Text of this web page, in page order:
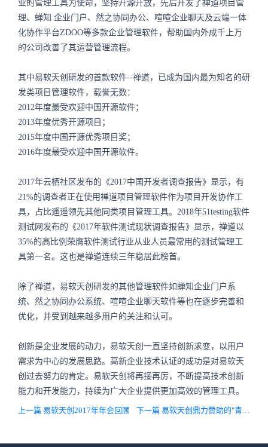
业的管理工具为使命，坚持开源开放，先后开发了禅道项目管
理、蝉知 企业门户 、然之协同办公、喧喧企业聊天及云端一体
化协作平台ZDOO等多款企业管理软件，帮助国内外成千上万
的公司改善了其运营管理流程。
其中易软天创研发的首款软件--禅道，已成为国内最为知名的研
发类项目管理软件，载誉无数：
2012年度最受欢迎中国开源软件；
2013年度优秀开源项目；
2015年度中国开源优秀项目奖；
2016年度最受欢迎中国开源软件。
2017年云栖社区发布的《2017中国开发者调查报告》显示，有
21%的调查者正在使用禅道项目管理软件作为项目开发协作工
具，占比遥遥领先其他同类项目管理工具。2018年51testing软件
测试网发布的《2017年软件测试现状调查报告》显示，禅道以
35%的高比例荣膺软件测试行业从业人员最常用的测试管理工
具第一名。这也是禅道连续三年稳居此榜首。
除了禅道，易软天创研发的其他管理软件如蝉知企业门户系
统、然之协同办公系统、喧喧企业聊天软件等也在逐步完善和
优化，并受到越来越多用户的关注和认可。
创新是企业发展的动力，易软天创一直坚持创新求变，以用户
需求为中心的发展思路。高新企业技术认证的成功是对易软天
创过去努力的肯定。易软天创将再接再厉，不断提高技术创新
能力和开发能力，持续为广大企业提供更加高效的管理工具。
上一篇 易软天创2017年年会回顾 下一篇 易软天创鼎力赞助的"青岛首届DevOpsDays社区MEETUP"圆满举行